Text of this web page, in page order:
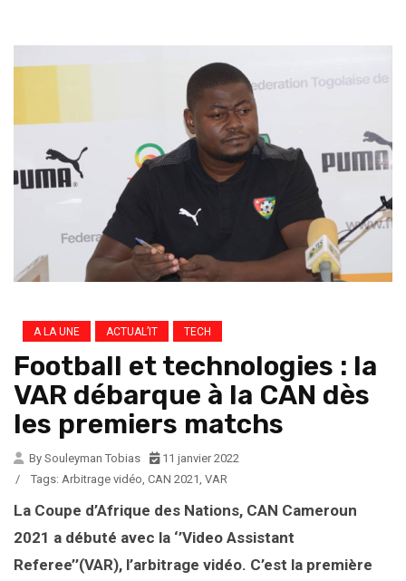
A LA UNE ACTUAL’IT TECH
Football et technologies : la
VAR débarque à la CAN dès
les premiers matchs
By Souleyman Tobias
11 janvier 2022
/
Tags: Arbitrage vidéo CAN 2021 VAR
La Coupe d’Afrique des Nations, CAN Cameroun
2021 a débuté avec la ‘’Video Assistant
Referee’’(VAR), l’arbitrage vidéo. C’est la première